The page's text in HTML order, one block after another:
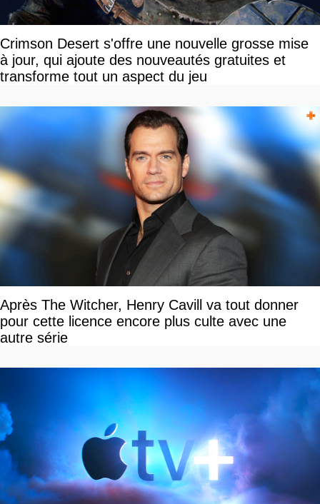
Crimson Desert s'offre une nouvelle grosse mise
à jour, qui ajoute des nouveautés gratuites et
transforme tout un aspect du jeu
Après The Witcher, Henry Cavill va tout donner
pour cette licence encore plus culte avec une
autre série